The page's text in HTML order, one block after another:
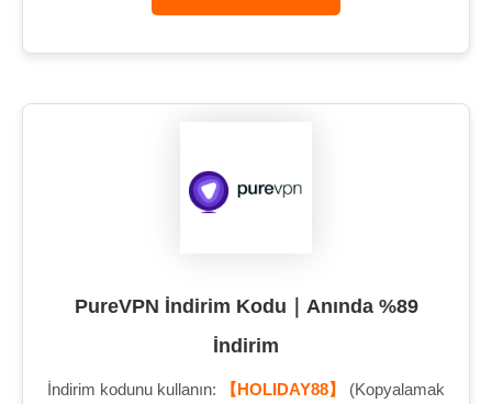
PureVPN İndirim Kodu｜Anında %89
İndirim
İndirim kodunu kullanın: 【HOLIDAY88】
(Kopyalamak